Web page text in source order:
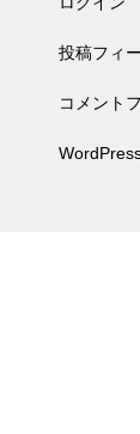
投稿フィ
コメント